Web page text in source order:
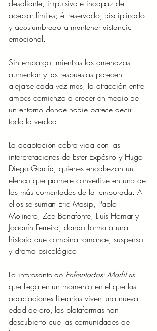
desafiante, impulsiva e incapaz de
aceptar límites; él reservado, disciplinado
y acostumbrado a mantener distancia
emocional.
Sin embargo, mientras las amenazas
aumentan y las respuestas parecen
alejarse cada vez más, la atracción entre
ambos comienza a crecer en medio de
un entorno donde nadie parece decir
toda la verdad.
La adaptación cobra vida con las
interpretaciones de Ester Expósito y Hugo
Diego García, quienes encabezan un
elenco que promete convertirse en uno de
los más comentados de la temporada. A
ellos se suman Eric Masip, Pablo
Molinero, Zoe Bonafonte, Lluís Homar y
Joaquín Ferreira, dando forma a una
historia que combina romance, suspenso
y drama psicológico.
Lo interesante de Enfrentados: Marfil es
que llega en un momento en el que las
adaptaciones literarias viven una nueva
edad de oro, las plataformas han
descubierto que las comunidades de